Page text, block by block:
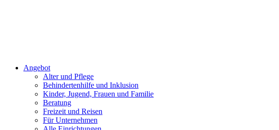
Angebot
Alter und Pflege
Behindertenhilfe und Inklusion
Kinder, Jugend, Frauen und Familie
Beratung
Freizeit und Reisen
Für Unternehmen